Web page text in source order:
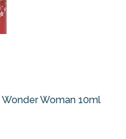
Woman 10ml